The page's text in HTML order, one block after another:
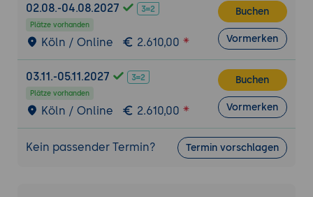
02.08.-04.08.2027
Plätze vorhanden
Köln / Online 2.610,00
Buchen
Vormerken
03.11.-05.11.2027
Plätze vorhanden
Köln / Online 2.610,00
Buchen
Vormerken
Kein passender Termin? Termin vorschlagen